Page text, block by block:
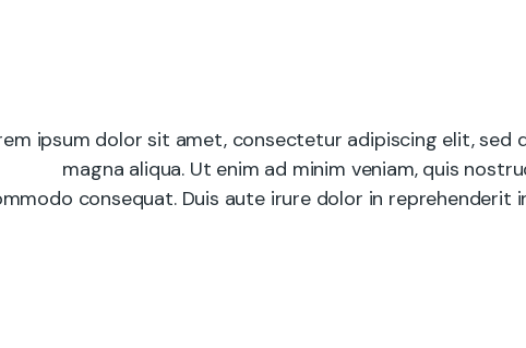
ipsum dolor sit amet, consectetur adipiscing elit,
magna aliqua. Ut enim ad minim veniam, quis
consequat. Duis aute irure dolor in reprehenderit